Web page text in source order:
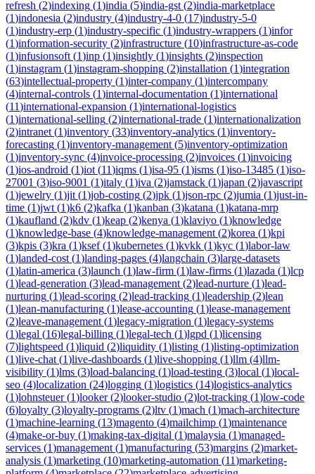
refresh (2)indexing (1)india (5)india-gst (2)india-marketplace
(1)indonesia (2)industry (4)industry-4-0 (17)industry-5-0
(1)industry-erp (1)industry-specific (1)industry-wrappers (1)infor
(1)information-security (2)infrastructure (10)infrastructure-as-code
(1)infusionsoft (1)inp (1)insightly (1)insights (2)inspection
(1)instagram (1)instagram-shopping (2)installation (1)integration
(63)intellectual-property (1)inter-company (1)intercompany
(4)internal-controls (1)internal-documentation (1)international
(11)international-expansion (1)international-logistics
(1)international-selling (2)international-trade (1)internationalization
(2)intranet (1)inventory (33)inventory-analytics (1)inventory-
forecasting (1)inventory-management (5)inventory-optimization
(1)inventory-sync (4)invoice-processing (2)invoices (1)invoicing
(1)ios-android (1)iot (11)iqms (1)isa-95 (1)isms (1)iso-13485 (1)iso-
27001 (3)iso-9001 (1)italy (1)iva (2)jamstack (1)japan (2)javascript
(1)jewelry (1)jit (1)job-costing (2)jpk (1)json-rpc (2)jumia (1)just-in-
time (1)jwt (1)k6 (2)kafka (1)kanban (3)katana (1)katana-mrp
(1)kaufland (2)kdv (1)keap (2)kenya (1)klaviyo (1)knowledge
(1)knowledge-base (4)knowledge-management (2)korea (1)kpi
(3)kpis (3)kra (1)ksef(1)kubernetes (1)kvkk (1)kyc (1)labor-law
(1)landed-cost (1)landing-pages (4)langchain (3)large-datasets
(1)latin-america (3)launch (1)law-firm (1)law-firms (1)lazada (1)lcp
(1)lead-generation (3)lead-management (2)lead-nurture (1)lead-
nurturing (1)lead-scoring (2)lead-tracking (1)leadership (2)lean
(1)lean-manufacturing (1)lease-accounting (1)lease-management
(2)leave-management (1)legacy-migration (1)legacy-systems
(1)legal (16)legal-billing (1)legal-tech (1)lgpd (1)licensing
(7)lightspeed (1)liquid (2)liquidity (1)listing (1)listing-optimization
(1)live-chat (1)live-dashboards (1)live-shopping (1)llm (4)llm-
visibility (1)lms (3)load-balancing (1)load-testing (3)local (1)local-
seo (4)localization (24)logging (1)logistics (14)logistics-analytics
(1)lohnsteuer(1)looker(2)looker-studio (2)lot-tracking (1)low-code
(6)loyalty (3)loyalty-programs (2)ltv (1)mach (1)mach-architecture
(1)machine-learning (13)magento (4)mailchimp (1)maintenance
(4)make-or-buy (1)making-tax-digital (1)malaysia (1)managed-
services (1)management (1)manufacturing (53)margins (2)market-
analysis (1)marketing (10)marketing-automation (11)marketing-